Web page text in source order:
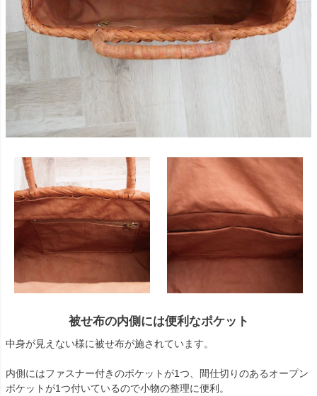
被せ布の内側には便利なポケット
中身が見えない様に被せ布が施されています。
内側にはファスナー付きのポケットが1つ、間仕切りのあるオープン
ポケットが1つ付いているので小物の整理に便利。